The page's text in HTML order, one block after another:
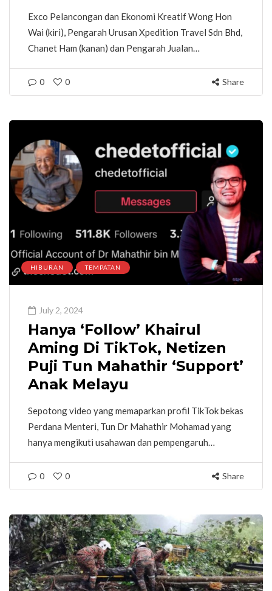
Exco Pelancongan dan Ekonomi Kreatif Wong Hon
Wai (kiri), Pengarah Urusan Xpedition Travel Sdn Bhd,
Chanet Ham (kanan) dan Pengarah Jualan…
0 0 Share
HIBURAN TEMPATAN
July 2, 2024
Hanya ‘Follow’ Khairul
Aming Di TikTok, Netizen
Puji Tun Mahathir ‘Support’
Anak Melayu
Sepotong video yang memaparkan profil TikTok bekas
Perdana Menteri, Tun Dr Mahathir Mohamad yang
hanya mengikuti usahawan dan pempengaruh…
0 0 Share